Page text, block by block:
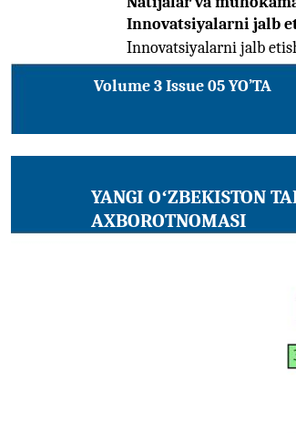
Volume 3 Issue 05 YO’TA
Innovatsiyalarni jalb
Innovatsiyalarni jalb
YANGI OʻZBEKISTON
AXBOROTNOMASI